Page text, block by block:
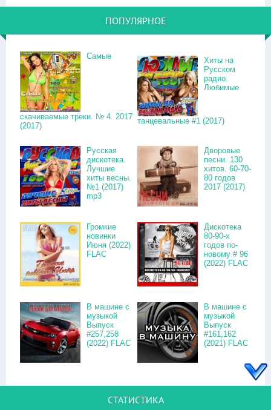
ПОПУЛЯРНОЕ
Самые
скачиваемые треки. № 4. 2017
(2017)
Хиты на
Русском
радио.
Любимые
танцевальные #1 (2017)
Русская
дискотека.
Лучшие
хиты весны.
№1 (2017)
mp3
Дворовые
песни. 130
хитов. 60-70-
80 годов
2017 (2017)
Громкие
новинки
Июня (2022)
FLAC
Дискотека
80-90-х
годов по-
новому # 96
(2022) FLAC
В машине с
музыкой
Выпуск
#257,258
(2022) FLAC
В машине с
музыкой
Выпуск
#161,162
(2021) FLAC
СТАТИСТИКА